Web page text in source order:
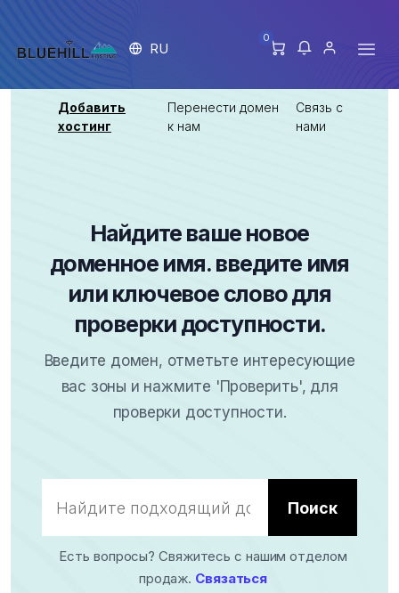
RU
0
Добавить
хостинг
Перенести домен
к нам
Связь с
нами
Найдите ваше новое
доменное имя. введите имя
или ключевое слово для
проверки доступности.
Введите домен, отметьте интересующие
вас зоны и нажмите 'Проверить', для
проверки доступности.
Поиск
Есть вопросы? Свяжитесь с нашим отделом
продаж. Связаться